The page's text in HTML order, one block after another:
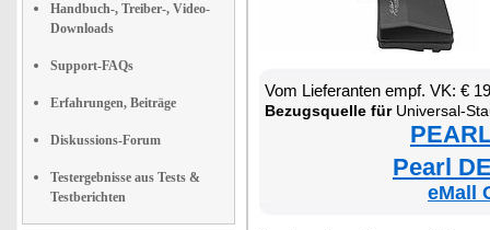
Handbuch-, Treiber-, Video-
Downloads
Support-FAQs
Erfahrungen, Beiträge
Diskussions-Forum
Testergebnisse aus Tests &
Testberichten
Vom Lieferanten empf. VK: €
Bezugsquelle fürUniversal-
Pearl
eMall